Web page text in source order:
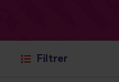
Filtrer